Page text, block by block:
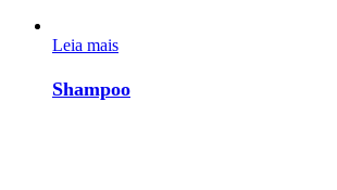
Leia mais
Shampoo